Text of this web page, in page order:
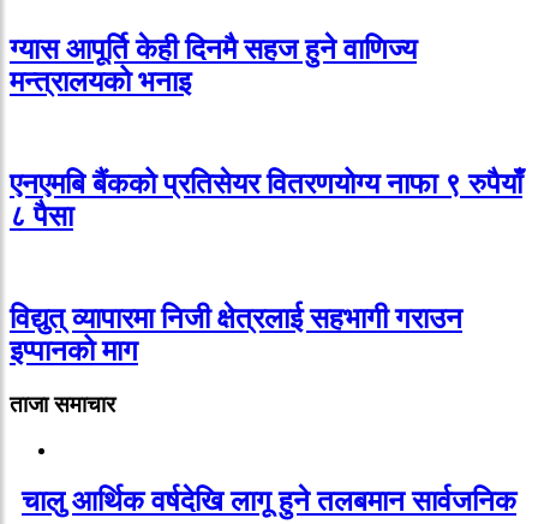
ग्यास आपूर्ति केही दिनमै सहज हुने वाणिज्य
मन्त्रालयको भनाइ
एनएमबि बैंकको प्रतिसेयर वितरणयोग्य नाफा ९ रुपैयाँ
८ पैसा
विद्युत् व्यापारमा निजी क्षेत्रलाई सहभागी गराउन
इप्पानको माग
ताजा समाचार
चालु आर्थिक वर्षदेखि लागू हुने तलबमान सार्वजनिक